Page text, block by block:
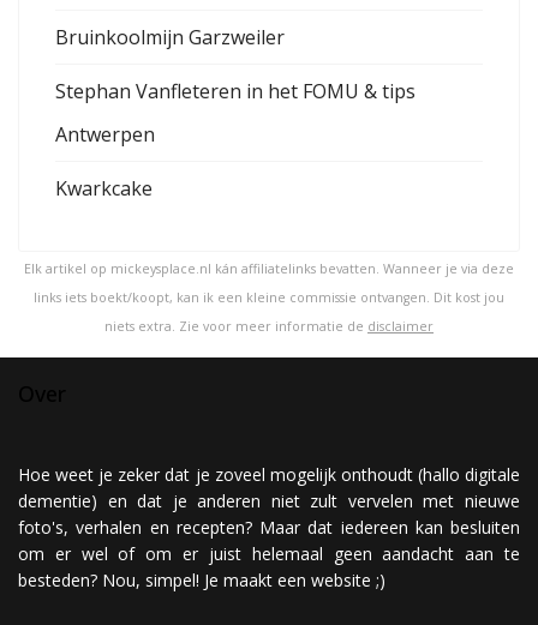
Bruinkoolmijn Garzweiler
Stephan Vanfleteren in het FOMU & tips
Antwerpen
Kwarkcake
Elk artikel op mickeysplace.nl kán affiliatelinks bevatten. Wanneer je via deze
links iets boekt/koopt, kan ik een kleine commissie ontvangen. Dit kost jou
niets extra. Zie voor meer informatie de disclaimer
Hoe weet je zeker dat je zoveel mogelijk onthoudt (hallo digitale
dementie) en dat je anderen niet zult vervelen met nieuwe
foto's, verhalen en recepten? Maar dat iedereen kan besluiten
om er wel of om er juist helemaal geen aandacht aan te
besteden? Nou, simpel! Je maakt een website ;)